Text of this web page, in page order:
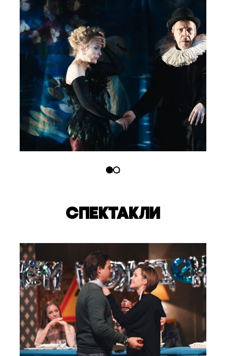
СПЕКТАКЛИ